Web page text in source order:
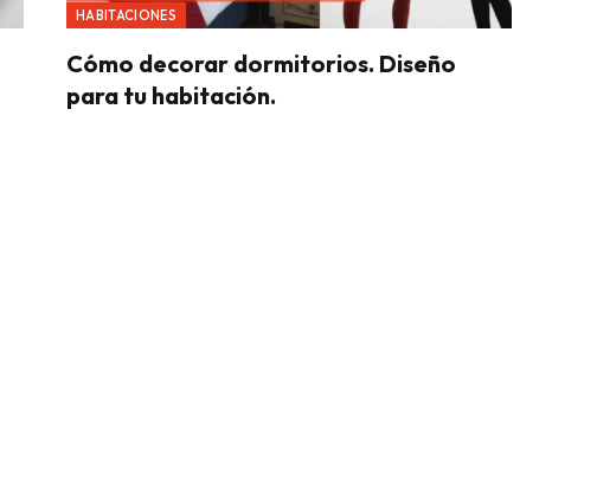
HABITACIONES
Cómo decorar dormitorios. Diseño
para tu habitación.